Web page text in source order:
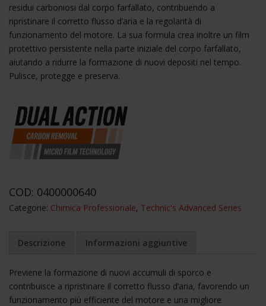
residui carboniosi dal corpo farfallato, contribuendo a
ripristinare il corretto flusso d’aria e la regolarità di
funzionamento del motore. La sua formula crea inoltre un film
protettivo persistente nella parte iniziale del corpo farfallato,
aiutando a ridurre la formazione di nuovi depositi nel tempo.
Pulisce, protegge e preserva.
COD: 0400000640
Categorie: Chimica Professionale, Technic's Advanced Series
Descrizione Informazioni aggiuntive
Previene la formazione di nuovi accumuli di sporco e
contribuisce a ripristinare il corretto flusso d’aria, favorendo un
funzionamento più efficiente del motore e una migliore